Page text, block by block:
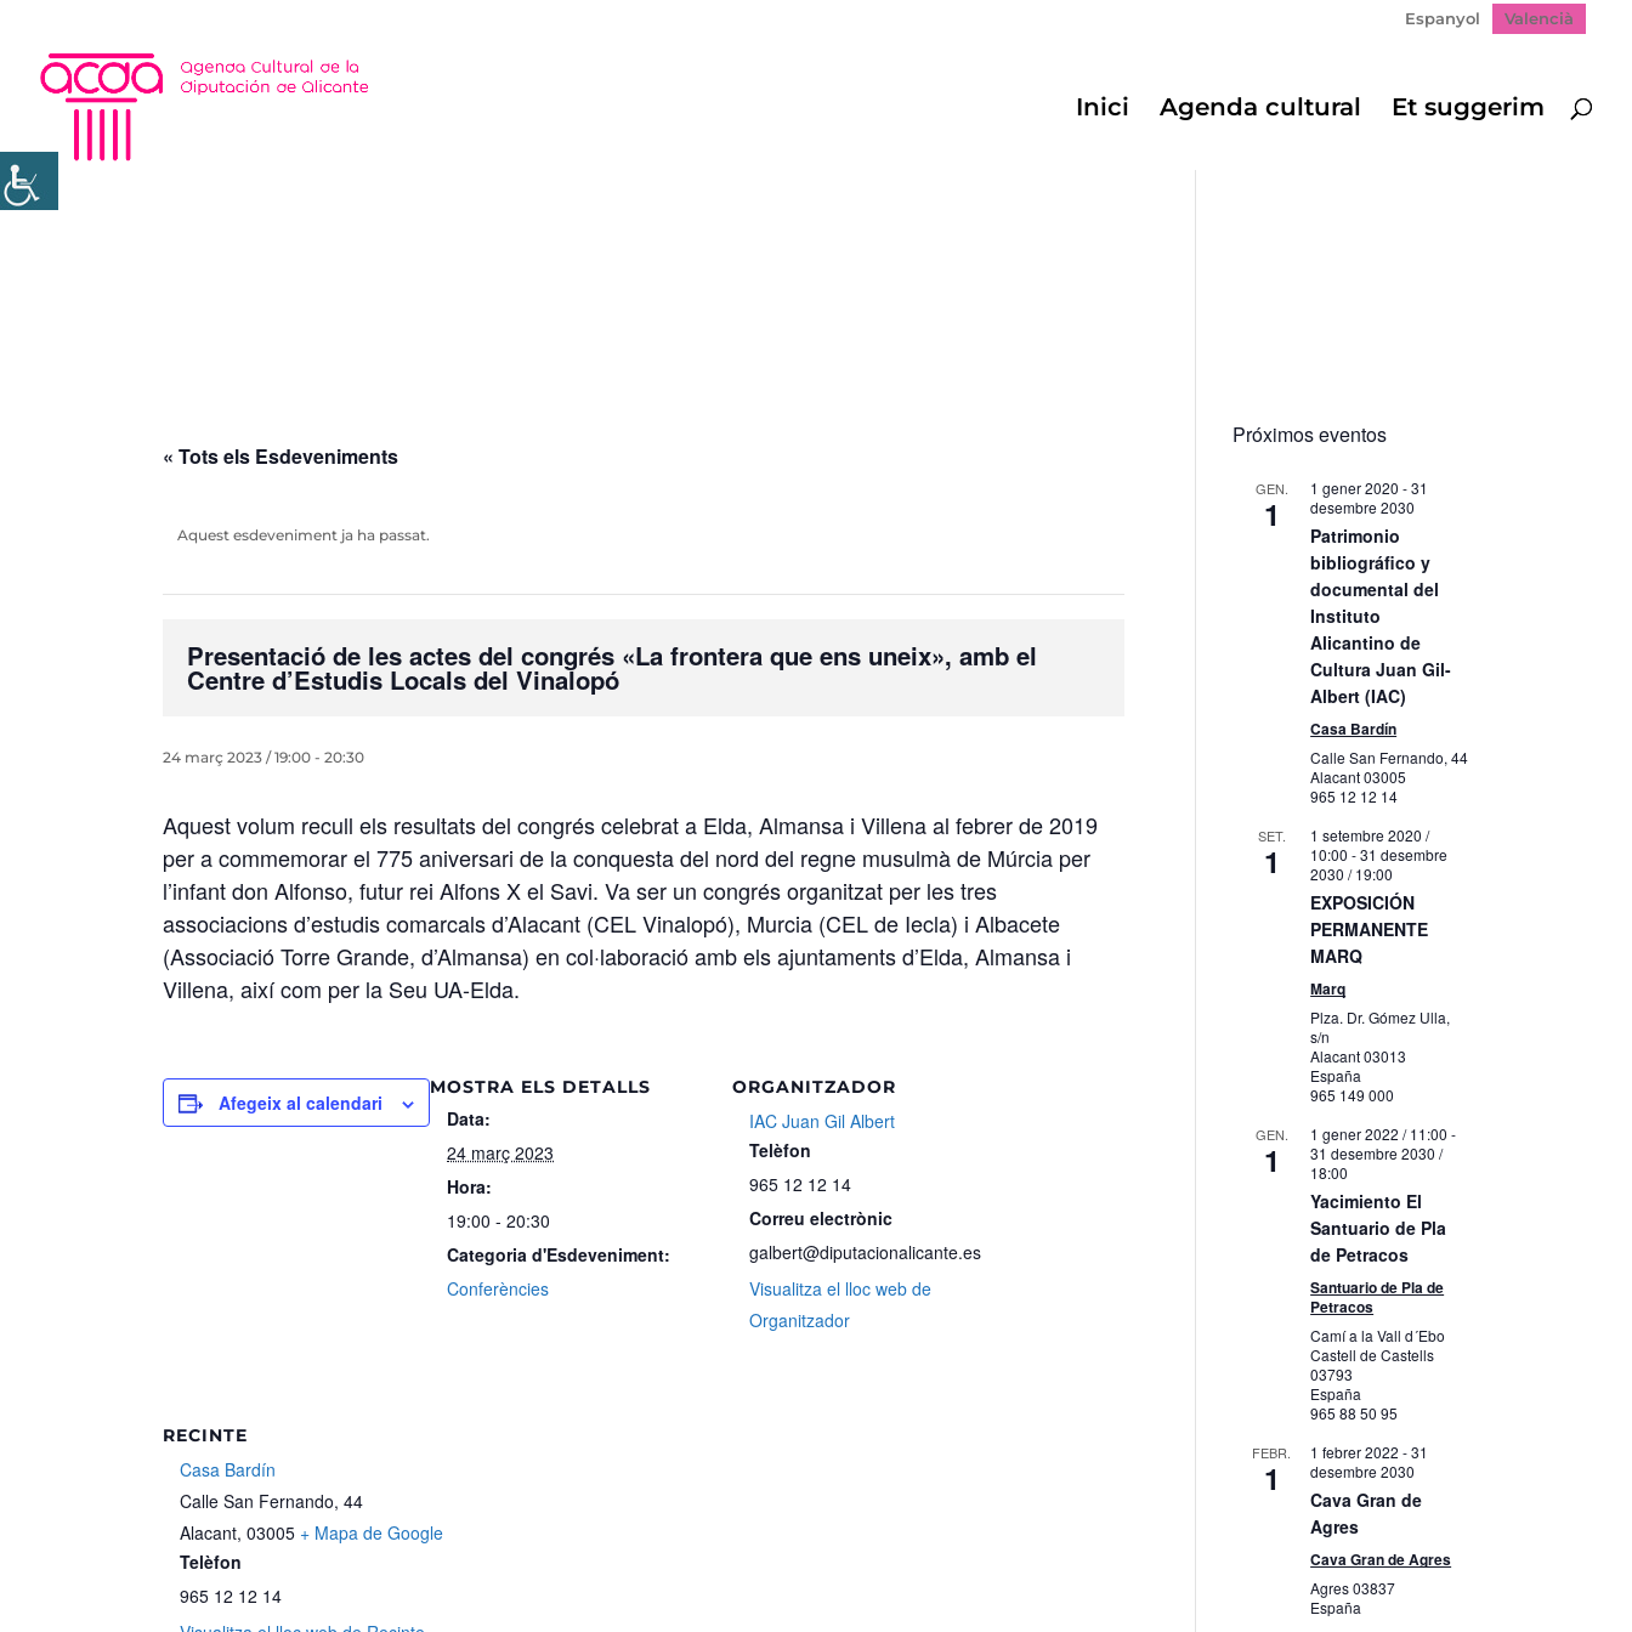
Espanyol Valencià
Inici Agenda cultural Et suggerim
« Tots els Esdeveniments
Aquest esdeveniment ja ha passat.
Presentació de les actes del congrés «La frontera que ens uneix», amb el
Centre d’Estudis Locals del Vinalopó
24 març 2023 / 19:00 -20:30
Aquest volum recull els resultats del congrés celebrat a Elda, Almansa i Villena al febrer de 2019
per a commemorar el 775 aniversari de la conquesta del nord del regne musulmà de Múrcia per
l’infant don Alfonso, futur rei Alfons X el Savi. Va ser un congrés organitzat per les tres
associacions d’estudis comarcals d’Alacant (CEL Vinalopó), Murcia (CEL de Iecla) i Albacete
(Associació Torre Grande, d’Almansa) en col·laboració amb els ajuntaments d’Elda, Almansa i
Villena, així com per la Seu UA-Elda.
Afegeix al calendari
MOSTRA ELS DETALLS
Data:
24 març 2023
Hora:
19:00 - 20:30
Categoria d'Esdeveniment:
Conferències
ORGANITZADOR
IAC Juan Gil Albert
Telèfon
965 12 12 14
Correu electrònic
galbert@diputacionalicante.es
Visualitza el lloc web de
Organitzador
RECINTE
Casa Bardín
Calle San Fernando, 44
Alacant, 03005 + Mapa de Google
Telèfon
965 12 12 14
Próximos eventos
GEN.
1
1 gener 2020 -31
desembre 2030
Patrimonio
bibliográfico y
documental del
Instituto
Alicantino de
Cultura Juan Gil-
Albert (IAC)
Casa Bardín
Calle San Fernando, 44
Alacant03005
965 12 12 14
SET.
1
1 setembre 2020 /
10:00 -31 desembre
2030 / 19:00
EXPOSICIÓN
PERMANENTE
MARQ
Marq
Plza. Dr. Gómez Ulla,
s/n
Alacant03013
España
965 149 000
GEN.
1
1 gener 2022 / 11:00 -
31 desembre 2030 /
18:00
Yacimiento El
Santuario de Pla
de Petracos
Santuario de Pla de
Petracos
Camí a la Vall d´Ebo
Castell de Castells
03793
España
965 88 50 95
FEBR.
1
1 febrer 2022 -31
desembre 2030
Cava Gran de
Agres
Cava Gran de Agres
Agres03837
España